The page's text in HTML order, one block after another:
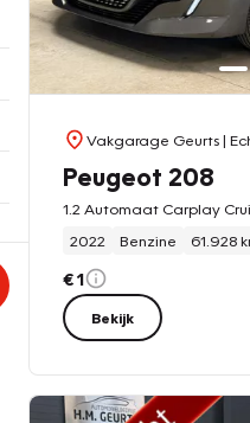
Vakgarage Geurts|
Peugeot 208
2022
Benzine 61.928
€ 1
Bekijk